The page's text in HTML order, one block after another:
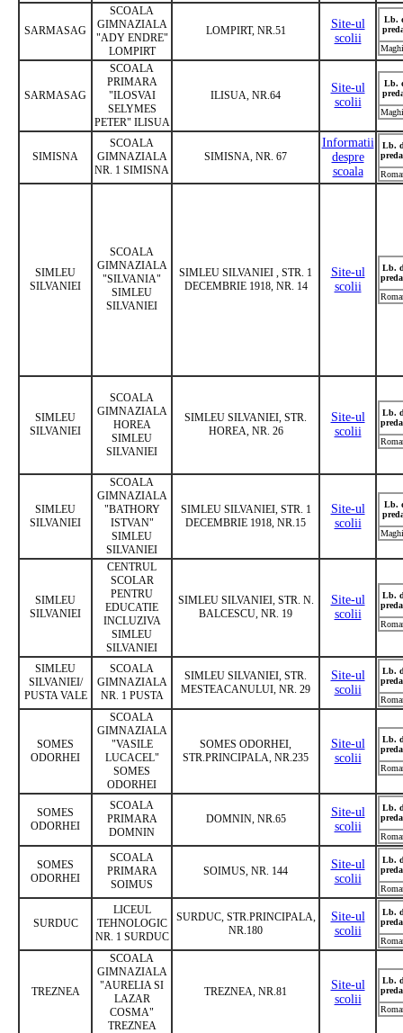
SARMASAG
SCOALA
GIMNAZIALA
"ADY ENDRE"
LOMPIRT
LOMPIRT, NR.51
Site-ul
scolii
Lb.
SARMASAG
SCOALA
PRIMARA
"ILOSVAI
SELYMES
PETER" ILISUA
ILISUA, NR.64
Site-ul
scolii
Lb.
SIMISNA
SCOALA
GIMNAZIALA
NR. 1 SIMISNA
SIMISNA, NR. 67
Informatii
despre
scoala
Lb.
SIMLEU
SILVANIEI
SCOALA
GIMNAZIALA
"SILVANIA"
SIMLEU
SILVANIEI
SIMLEU SILVANIEI , STR. 1
DECEMBRIE 1918, NR. 14
Site-ul
scolii
Lb.
SIMLEU
SILVANIEI
SCOALA
GIMNAZIALA
HOREA
SIMLEU
SILVANIEI
SIMLEU SILVANIEI, STR.
HOREA, NR. 26
Site-ul
scolii
Lb.
SIMLEU
SILVANIEI
SCOALA
GIMNAZIALA
"BATHORY
ISTVAN"
SIMLEU
SILVANIEI
SIMLEU SILVANIEI, STR. 1
DECEMBRIE 1918, NR.15
Site-ul
scolii
Lb.
SIMLEU
SILVANIEI
CENTRUL
SCOLAR
PENTRU
EDUCATIE
INCLUZIVA
SIMLEU
SILVANIEI
SIMLEU SILVANIEI, STR. N.
BALCESCU, NR. 19
Site-ul
scolii
Lb.
SIMLEU
SILVANIEI/
PUSTA VALE
SCOALA
GIMNAZIALA
NR. 1 PUSTA
SIMLEU SILVANIEI, STR.
MESTEACANULUI, NR. 29
Site-ul
scolii
Lb.
SOMES
ODORHEI
SCOALA
GIMNAZIALA
"VASILE
LUCACEL"
SOMES
ODORHEI
SOMES ODORHEI,
STR.PRINCIPALA, NR.235
Site-ul
scolii
Lb.
SOMES
ODORHEI
SCOALA
PRIMARA
DOMNIN
DOMNIN, NR.65
Site-ul
scolii
Lb.
SOMES
ODORHEI
SCOALA
PRIMARA
SOIMUS
SOIMUS, NR. 144
Site-ul
scolii
Lb.
SURDUC
LICEUL
TEHNOLOGIC
NR. 1 SURDUC
SURDUC, STR.PRINCIPALA,
NR.180
Site-ul
scolii
Lb.
TREZNEA
SCOALA
GIMNAZIALA
"AURELIA SI
LAZAR
COSMA"
TREZNEA
TREZNEA, NR.81
Site-ul
scolii
Lb.